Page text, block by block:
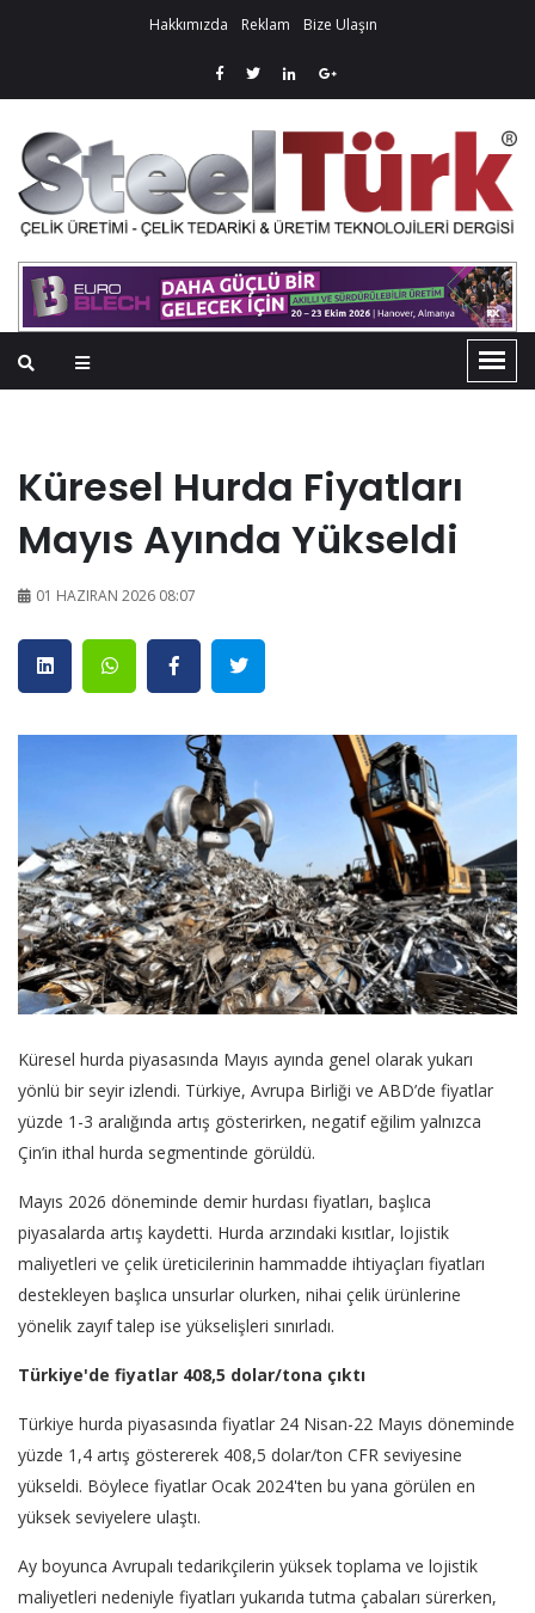
Hakkımızda Reklam Bize Ulaşın
Küresel Hurda Fiyatları
Mayıs Ayında Yükseldi
01 HAZIRAN 2026 08:07
Küresel hurda piyasasında Mayıs ayında genel olarak yukarı
yönlü bir seyir izlendi. Türkiye, Avrupa Birliği ve ABD’de fiyatlar
yüzde 1-3 aralığında artış gösterirken, negatif eğilim yalnızca
Çin’in ithal hurda segmentinde görüldü.
Mayıs 2026 döneminde demir hurdası fiyatları, başlıca
piyasalarda artış kaydetti. Hurda arzındaki kısıtlar, lojistik
maliyetleri ve çelik üreticilerinin hammadde ihtiyaçları fiyatları
destekleyen başlıca unsurlar olurken, nihai çelik ürünlerine
yönelik zayıf talep ise yükselişleri sınırladı.
Türkiye'de fiyatlar 408,5 dolar/tona çıktı
Türkiye hurda piyasasında fiyatlar 24 Nisan-22 Mayıs döneminde
yüzde 1,4 artış göstererek 408,5 dolar/ton CFR seviyesine
yükseldi. Böylece fiyatlar Ocak 2024'ten bu yana görülen en
yüksek seviyelere ulaştı.
Ay boyunca Avrupalı tedarikçilerin yüksek toplama ve lojistik
maliyetleri nedeniyle fiyatları yukarıda tutma çabaları sürerken,